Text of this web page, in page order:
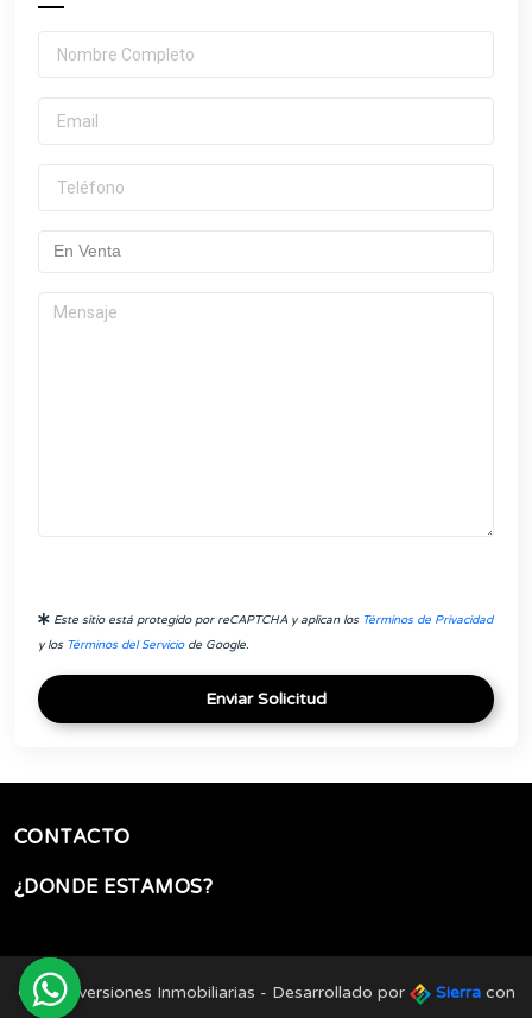
Este sitio está protegido por reCAPTCHA y aplican los Términos de Privacidad
y los Términos del Serviciode Google.
Enviar Solicitud
CONTACTO
¿DONDE ESTAMOS?
Grow Inversiones Inmobiliarias - Desarrollado por Sierra con